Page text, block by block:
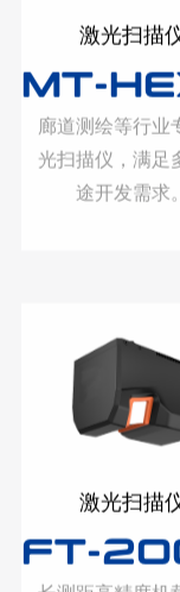
激光扫描
MT-
廊道测绘等行业
光扫描仪，满足
途开发需求。
激光扫描
FT-